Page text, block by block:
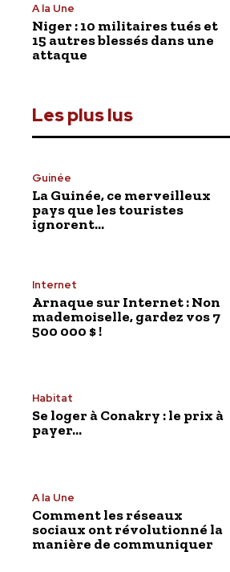
A la Une
Niger : 10 militaires tués et
15 autres blessés dans une
attaque
Les plus lus
Guinée
La Guinée, ce merveilleux
pays que les touristes
ignorent…
Internet
Arnaque sur Internet : Non
mademoiselle, gardez vos 7
500 000 $ !
Habitat
Se loger à Conakry : le prix à
payer…
A la Une
Comment les réseaux
sociaux ont révolutionné la
manière de communiquer